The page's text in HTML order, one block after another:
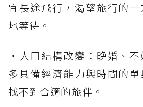
宜長途飛行，渴望旅行的
地等待。
・人口結構改變：晚婚、
多具備經濟能力與時間的
找不到合適的旅伴。